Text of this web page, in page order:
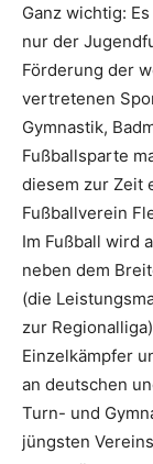
Ganz wichtig:
nur der
Förderung der
vertretenen
Gymnastik,
Fußballsparte
diesem zur Zeit
Fußballverein
Im Fußball wird
neben dem
(die
zur
Einzelkämpfer
an deutschen
Turn- und
jüngsten